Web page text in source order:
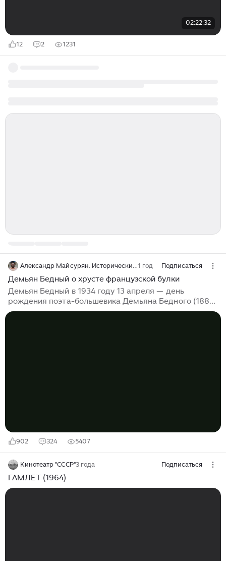
02:22:32
12 2 1231
Александр Майсурян. Исторические хроники1 год Подписаться
Демьян Бедный о хрусте французской булки
Демьян Бедный в 1934 году 13 апреля — день
рождения поэта-большевика Демьяна Бедного (1883
—1945), по его самоопределению, «мужика
902 324 5407
Кинотеатр "СССР"3 года Подписаться
ГАМЛЕТ (1964)